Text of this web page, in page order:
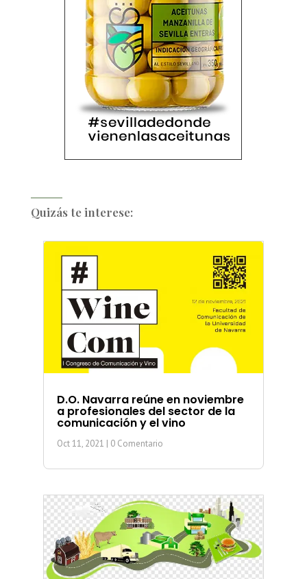
Quizás te interese:
D.O. Navarra reúne en noviembre
a profesionales del sector de la
comunicación y el vino
Oct 11, 2021 | 0 Comentario